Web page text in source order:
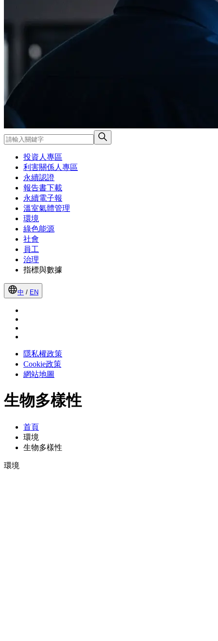
投資人專區
利害關係人專區
永續認證
報告書下載
永續電子報
溫室氣體管理
環境
綠色能源
社會
員工
治理
指標與數據
中 / EN
隱私權政策
Cookie政策
網站地圖
生物多樣性
首頁
環境
生物多樣性
環境